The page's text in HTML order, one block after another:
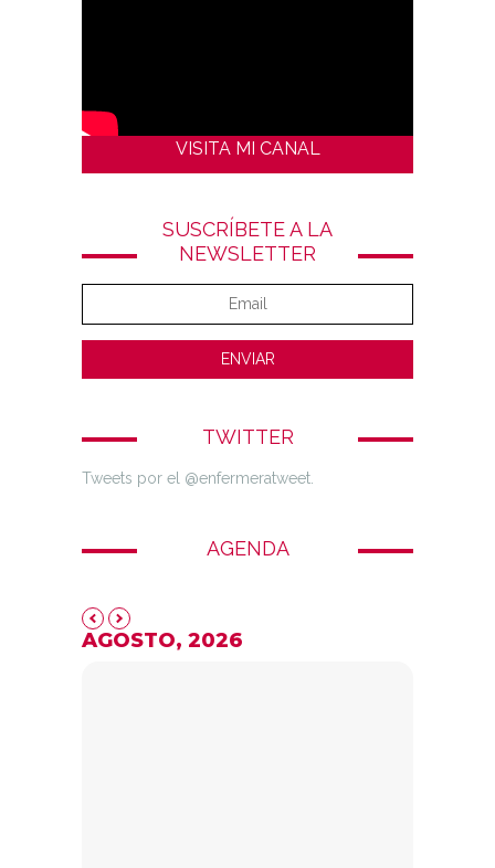
VISITA MI CANAL
SUSCRÍBETE A LA
NEWSLETTER
TWITTER
Tweets por el @enfermeratweet.
AGENDA
AGOSTO, 2026